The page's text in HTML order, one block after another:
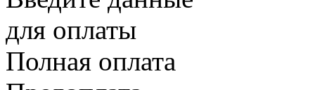
для оплаты
Полная оплата